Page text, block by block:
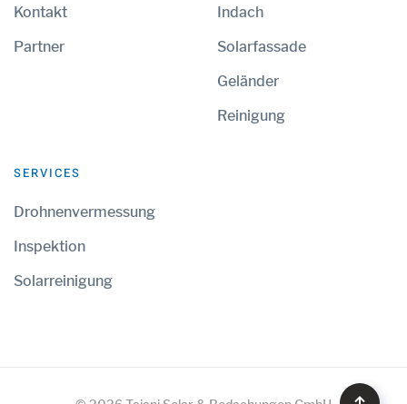
Kontakt
Partner
Indach
Solarfassade
Geländer
Reinigung
SERVICES
Drohnenvermessung
Inspektion
Solarreinigung